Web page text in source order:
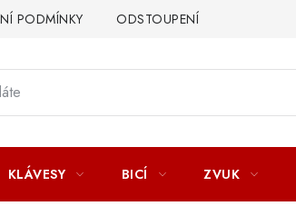
PODMÍNKY ODSTOUPENÍ OD SMLOUVY
KLÁVESY BICÍ ZVUK